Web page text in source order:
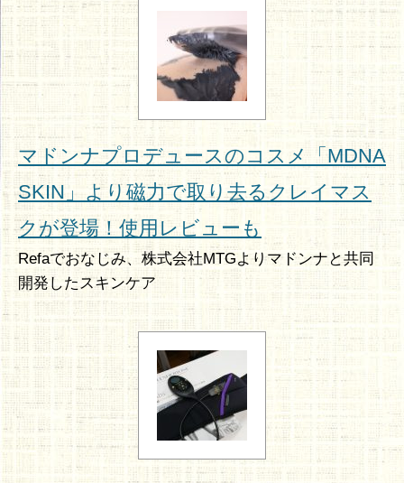
マドンナプロデュースのコスメ「MDNA
SKIN」より磁力で取り去るクレイマス
クが登場！使用レビューも
Refaでおなじみ、株式会社MTGよりマドンナと共同
開発したスキンケア